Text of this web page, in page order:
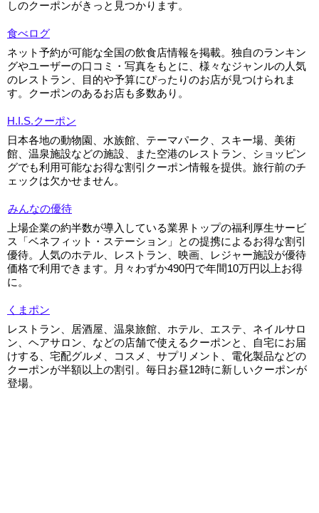
しのクーポンがきっと見つかります。
食べログ
ネット予約が可能な全国の飲食店情報を掲載。独自のランキン
グやユーザーの口コミ・写真をもとに、様々なジャンルの人気
のレストラン、目的や予算にぴったりのお店が見つけられま
す。クーポンのあるお店も多数あり。
H.I.S.クーポン
日本各地の動物園、水族館、テーマパーク、スキー場、美術
館、温泉施設などの施設、また空港のレストラン、ショッピン
グでも利用可能なお得な割引クーポン情報を提供。旅行前のチ
ェックは欠かせません。
みんなの優待
上場企業の約半数が導入している業界トップの福利厚生サービ
ス「ベネフィット・ステーション」との提携によるお得な割引
優待。人気のホテル、レストラン、映画、レジャー施設が優待
価格で利用できます。月々わずか490円で年間10万円以上お得
に。
くまポン
レストラン、居酒屋、温泉旅館、ホテル、エステ、ネイルサロ
ン、ヘアサロン、などの店舗で使えるクーポンと、自宅にお届
けする、宅配グルメ、コスメ、サプリメント、電化製品などの
クーポンが半額以上の割引。毎日お昼12時に新しいクーポンが
登場。